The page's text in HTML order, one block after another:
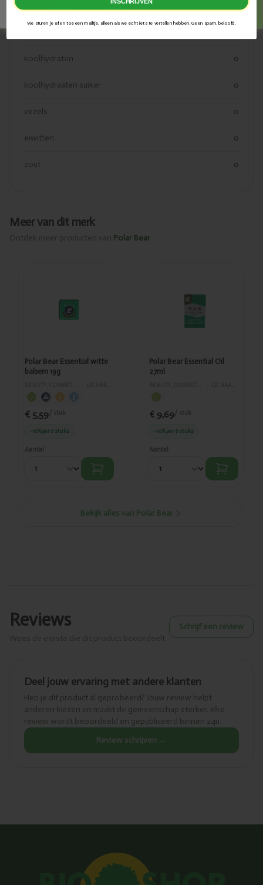
koolhydraten 0
koolhydraaten suiker 0
vezels 0
eiwitten 0
zout 0
Meer van dit merk
Ontdek meer producten van Polar Bear
witte balsem
Polar Bear Essential witte
balsem 19g
€ 5,59/ stuk
-10%per 6 stuks
Aantal
Essential Oil
Polar Bear Essential Oil
27ml
€ 9,69/ stuk
-10%per 6 stuks
Aantal
Bekijk alles van Polar Bear
Reviews Schrijf een review
Deel jouw ervaring met andere klanten
Heb je dit product al geprobeerd? Jouw review helpt
anderen kiezen en maakt de gemeenschap sterker. Elke
review wordt beoordeeld en gepubliceerd binnen 24u.
Review schrijven →
Bestel nu
We sturen je af en toe een mailtje, alleen als we echt iets te vertellen hebben. Geen spam, beloofd.